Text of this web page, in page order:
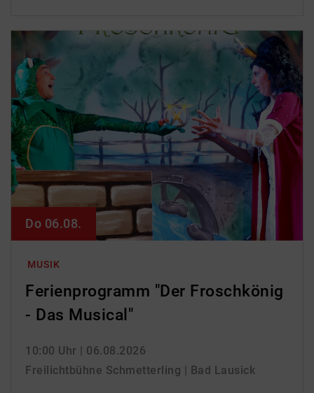
MUSIK
Ferienprogramm "Der Froschkönig
- Das Musical"
10:00 Uhr | 06.08.2026
Freilichtbühne Schmetterling | Bad Lausick
Do 06.08.